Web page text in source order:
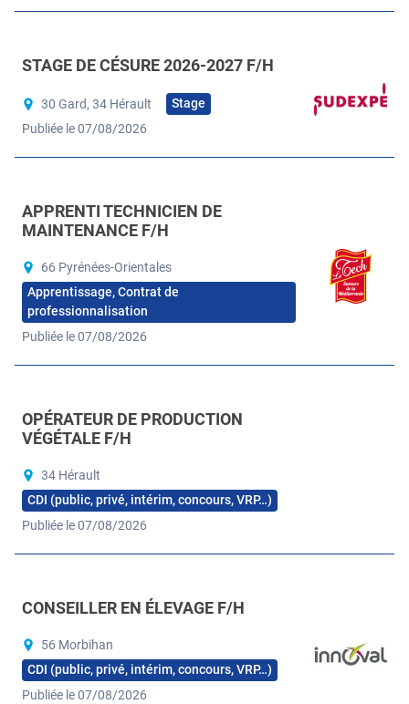
STAGE DE CÉSURE 2026-2027 F/H
30 Gard, 34 Hérault
Stage
Publiée le 07/08/2026
APPRENTI TECHNICIEN DE
MAINTENANCE F/H
66 Pyrénées-Orientales
Apprentissage, Contrat de
professionnalisation
Publiée le 07/08/2026
OPÉRATEUR DE PRODUCTION
VÉGÉTALE F/H
34 Hérault
CDI (public, privé, intérim, concours, VRP…)
Publiée le 07/08/2026
CONSEILLER EN ÉLEVAGE F/H
56 Morbihan
CDI (public, privé, intérim, concours, VRP…)
Publiée le 07/08/2026